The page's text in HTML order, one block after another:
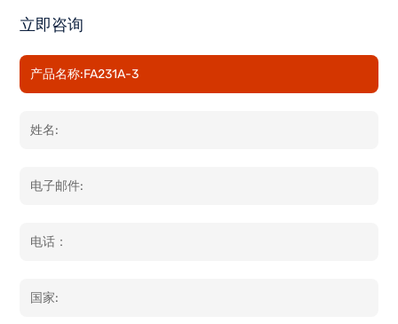
立即咨询